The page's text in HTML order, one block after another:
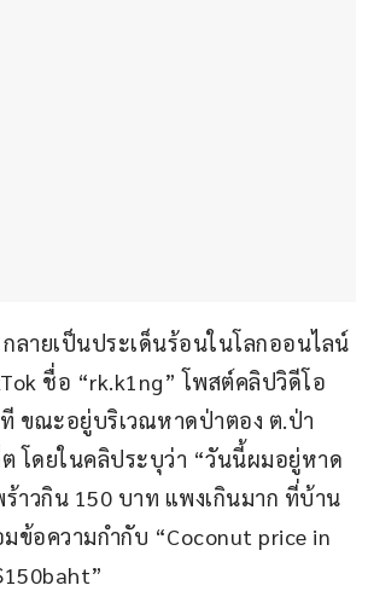
กลายเป็นประเด็นร้อนในโลกออนไลน์
ชื่อ “rk.k1ng” โพสต์คลิปวิดีโอ
ที ขณะอยู่บริเวณหาดป่าตอง ต.ป่า
โดยในคลิประบุว่า “วันนี้ผมอยู่หาด
าวกิน 150 บาท แพงเกินมาก ที่บ้าน
ข้อความกำกับ “Coconut price in